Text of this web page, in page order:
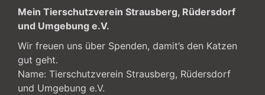
Mein Tierschutzverein Strausberg, Rüdersdorf
und Umgebung e.V.
Wir freuen uns über Spenden, damit’s den Katzen
gut geht.
Name: Tierschutzverein Strausberg, Rüdersdorf
und Umgebung e.V.